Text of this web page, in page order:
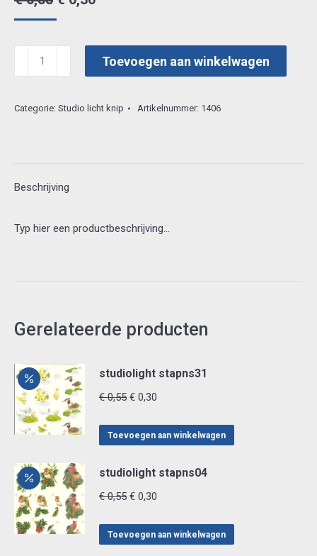
prijs
was: is:
€ 0,30.
studiolight
specns41
Toevoegen aan winkelwagen
Categorie: Studio licht knip Artikelnummer: 1406
Beschrijving
Typ hier een productbeschrijving…
Gerelateerde producten
studiolight stapns31
€0,55 Oorspronkelijke
was:
€ 0,30
is:
Toevoegen aan winkelwagen
studiolight stapns04
€0,55 Oorspronkelijke
was:
€ 0,30
is:
Toevoegen aan winkelwagen